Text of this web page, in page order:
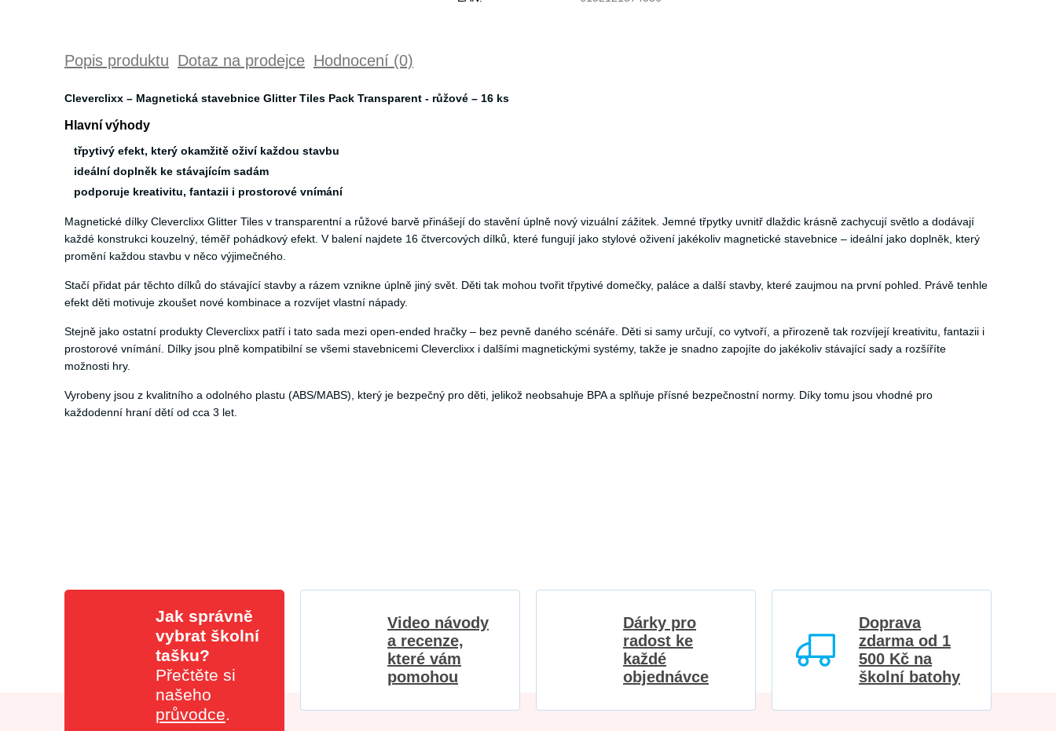
Popis produktu Dotaz na prodejce Hodnocení (0)
Cleverclixx – Magnetická stavebnice Glitter Tiles Pack Transparent - růžové – 16 ks
Hlavní výhody
třpytivý efekt, který okamžitě oživí každou stavbu
ideální doplněk ke stávajícím sadám
podporuje kreativitu, fantazii i prostorové vnímání
Magnetické dílky Cleverclixx Glitter Tiles v transparentní a růžové barvě přinášejí do stavění úplně nový vizuální zážitek. Jemné třpytky uvnitř dlaždic krásně zachycují světlo a dodávají
každé konstrukci kouzelný, téměř pohádkový efekt. V balení najdete 16 čtvercových dílků, které fungují jako stylové oživení jakékoliv magnetické stavebnice – ideální jako doplněk, který
promění každou stavbu v něco výjimečného.
Stačí přidat pár těchto dílků do stávající stavby a rázem vznikne úplně jiný svět. Děti tak mohou tvořit třpytivé domečky, paláce a další stavby, které zaujmou na první pohled. Právě tenhle
efekt děti motivuje zkoušet nové kombinace a rozvíjet vlastní nápady.
Stejně jako ostatní produkty Cleverclixx patří i tato sada mezi open-ended hračky – bez pevně daného scénáře. Děti si samy určují, co vytvoří, a přirozeně tak rozvíjejí kreativitu, fantazii i
prostorové vnímání. Dílky jsou plně kompatibilní se všemi stavebnicemi Cleverclixx i dalšími magnetickými systémy, takže je snadno zapojíte do jakékoliv stávající sady a rozšíříte
možnosti hry.
Vyrobeny jsou z kvalitního a odolného plastu (ABS/MABS), který je bezpečný pro děti, jelikož neobsahuje BPA a splňuje přísné bezpečnostní normy. Díky tomu jsou vhodné pro
každodenní hraní dětí od cca 3 let.
Jak správně
vybrat školní
tašku?
Přečtěte si
našeho
průvodce.
Video návody
a recenze,
které vám
pomohou
Dárky pro
radost ke
každé
objednávce
Doprava
zdarma od 1
500 Kč na
školní batohy